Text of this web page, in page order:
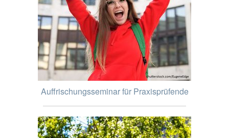
Auffrischungsseminar für Praxisprüfende